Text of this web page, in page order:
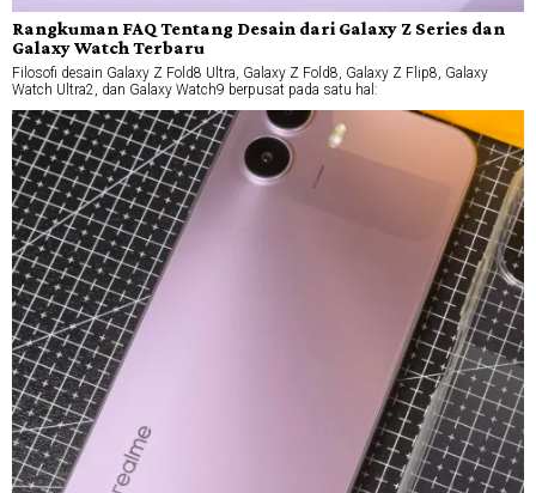
Rangkuman FAQ Tentang Desain dari Galaxy Z Series dan
Galaxy Watch Terbaru
Filosofi desain Galaxy Z Fold8 Ultra, Galaxy Z Fold8, Galaxy Z Flip8, Galaxy
Watch Ultra2, dan Galaxy Watch9 berpusat pada satu hal: